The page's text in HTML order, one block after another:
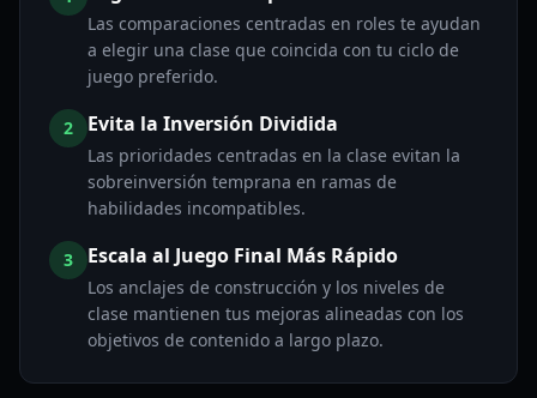
Las comparaciones centradas en roles te ayudan
a elegir una clase que coincida con tu ciclo de
juego preferido.
2 Evita la Inversión Dividida
Las prioridades centradas en la clase evitan la
sobreinversión temprana en ramas de
habilidades incompatibles.
3 Escala al Juego Final Más Rápido
Los anclajes de construcción y los niveles de
clase mantienen tus mejoras alineadas con los
objetivos de contenido a largo plazo.